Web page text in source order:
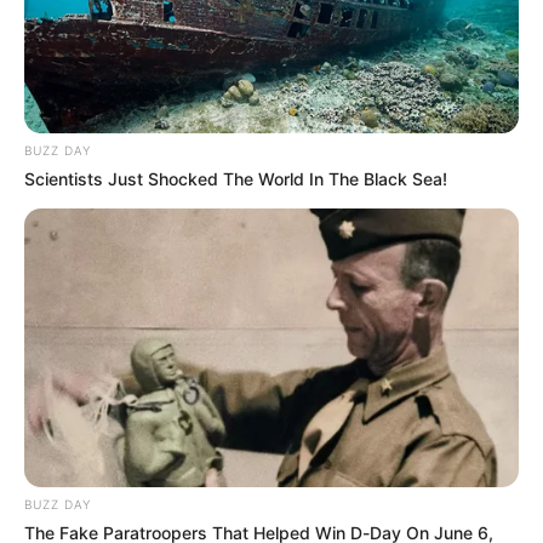
El oficial aseguró que durante la investigación llegaron a
la vivienda del menor, quien, al parecer,se encontraba
lavando una ropa, manchada supuestamente con
rastros de sangre de la menor.
BUZZ DAY
Scientists Just Shocked The World In The Black Sea!
BUZZ DAY
The Fake Paratroopers That Helped Win D-Day On June 6,